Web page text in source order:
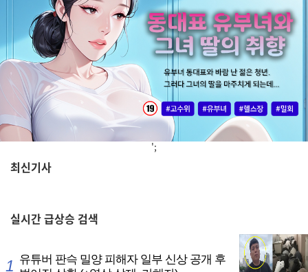
';
최신기사
실시간급상승 검색